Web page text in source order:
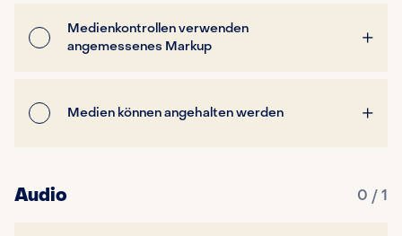
Medienkontrollen verwenden
angemessenes Markup
Medien können angehalten werden
Audio 0 / 1